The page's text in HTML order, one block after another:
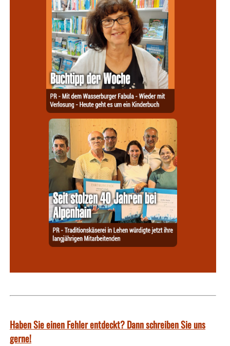
Haben Sie einen Fehler entdeckt? Dann schreiben Sie uns
gerne!